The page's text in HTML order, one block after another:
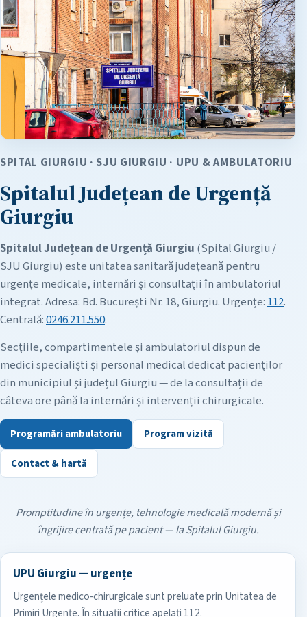
SPITAL GIURGIU · SJU GIURGIU · UPU & AMBULATORIU
Spitalul Județean de Urgență
Giurgiu
Spitalul Județean de Urgență Giurgiu (Spital Giurgiu /
SJU Giurgiu) este unitatea sanitară județeană pentru
urgențe medicale, internări și consultații în ambulatoriul
integrat. Adresa: Bd. București Nr. 18, Giurgiu. Urgențe: 112.
Centrală:0246.211.550.
Secțiile, compartimentele și ambulatoriul dispun de
medici specialiști și personal medical dedicat pacienților
din municipiul și județul Giurgiu — de la consultații de
câteva ore până la internări și intervenții chirurgicale.
Programări ambulatoriu Program vizită
Contact & hartă
Promptitudine în urgențe, tehnologie medicală modernă și
îngrijire centrată pe pacient — la Spitalul Giurgiu.
UPU Giurgiu — urgențe
Urgențele medico-chirurgicale sunt preluate prin Unitatea de
Primiri Urgențe. În situații critice apelați 112.